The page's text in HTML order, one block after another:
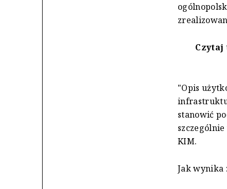
Czytaj
"Opis
stanowić
KIM.
Jak wynika